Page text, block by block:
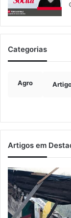
Categorias
Agro
Artigos em
Lançamento
do
13º
Encontro
Farroupilha